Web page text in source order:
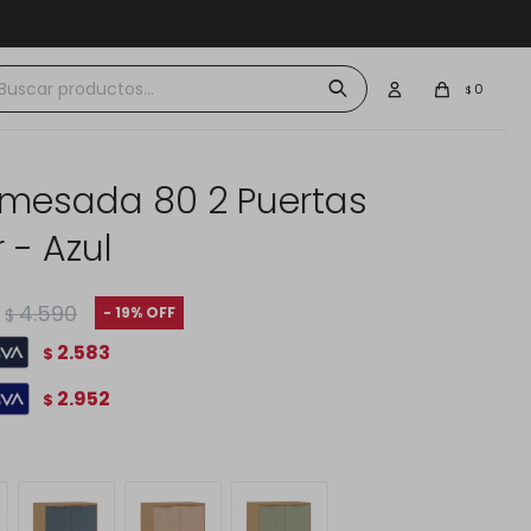
$ 0
80 2 Puertas
- Azul
$ 4.590 19
$ 2.583
$ 2.952